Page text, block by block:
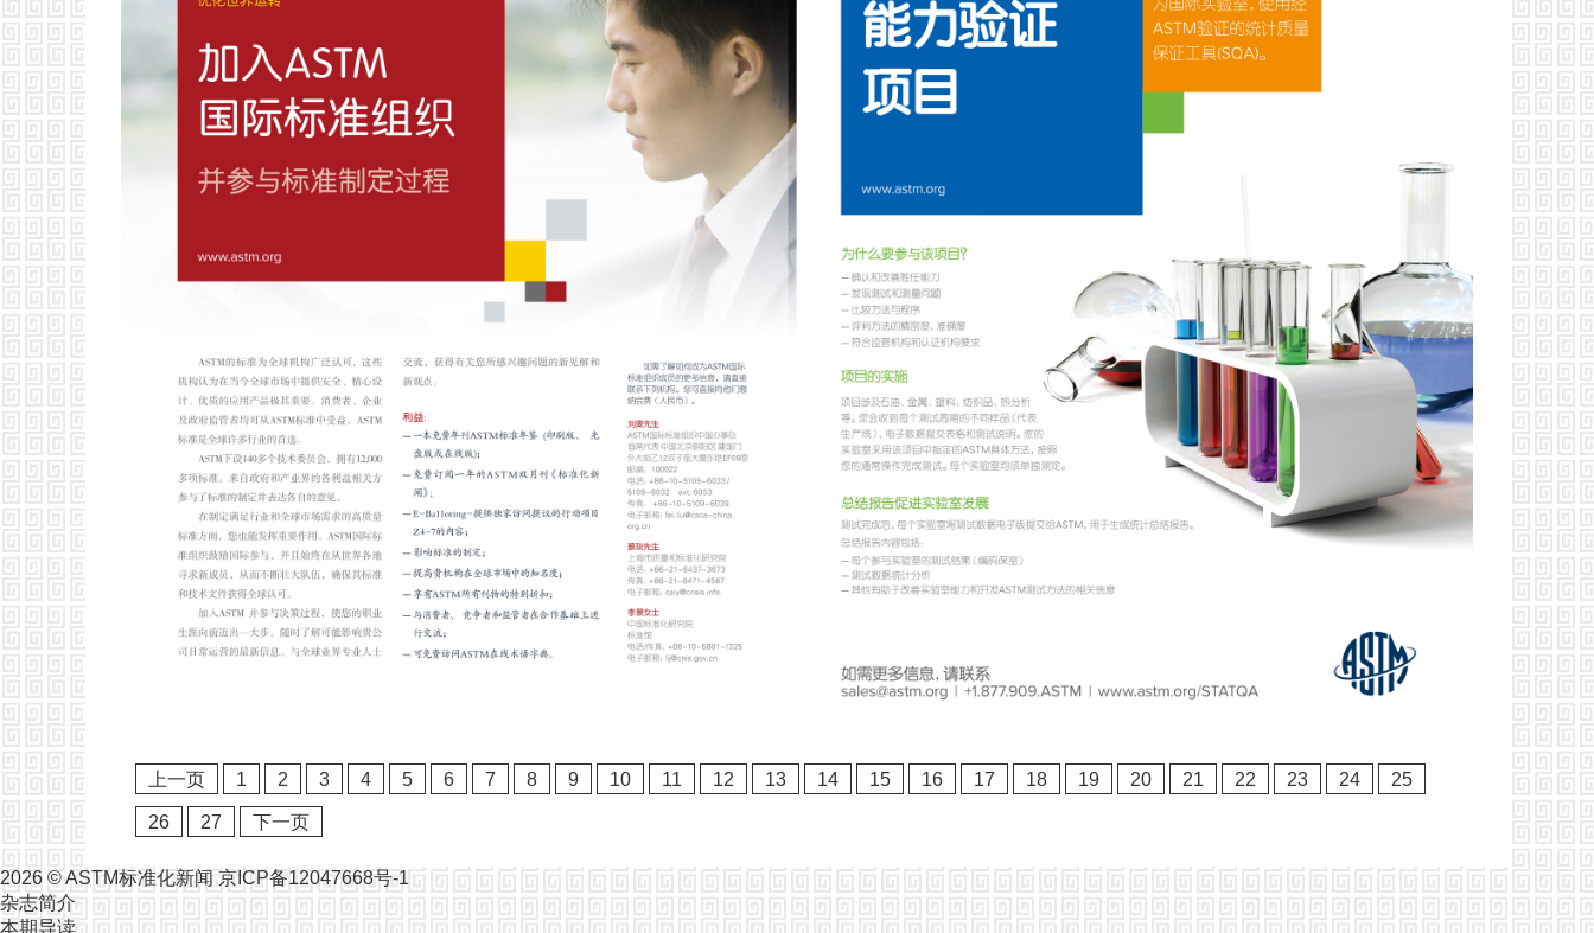
上一页 1 2 3 4 5 6 7 8 9 10 11 12 13 14 15 16 17 18 19 20 21 22 23 24 25
26 27 下一页
2026 ©ASTM标准化新闻 京ICP备12047668号-1
杂志简介
本期导读